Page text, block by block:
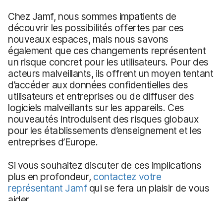
Chez Jamf, nous sommes impatients de
découvrir les possibilités offertes par ces
nouveaux espaces, mais nous savons
également que ces changements représentent
un risque concret pour les utilisateurs. Pour des
acteurs malveillants, ils offrent un moyen tentant
d’accéder aux données confidentielles des
utilisateurs et entreprises ou de diffuser des
logiciels malveillants sur les appareils. Ces
nouveautés introduisent des risques globaux
pour les établissements d’enseignement et les
entreprises d’Europe.
Si vous souhaitez discuter de ces implications
plus en profondeur, contactez votre
représentant Jamfqui se fera un plaisir de vous